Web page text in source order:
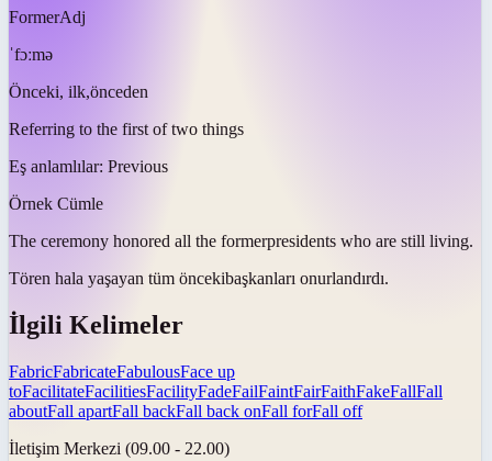
FormerAdj
ˈfɔːmə
Önceki, ilk,önceden
Referring to the first of two things
Eş anlamlılar: Previous
Örnek Cümle
The ceremony honored all the formerpresidents who are still living.
Tören hala yaşayan tüm öncekibaşkanları onurlandırdı.
İlgili Kelimeler
FabricFabricateFabulousFace up
toFacilitateFacilitiesFacilityFadeFailFaintFairFaithFakeFallFall
aboutFall apartFall backFall back onFall forFall off
İletişim Merkezi (09.00 - 22.00)